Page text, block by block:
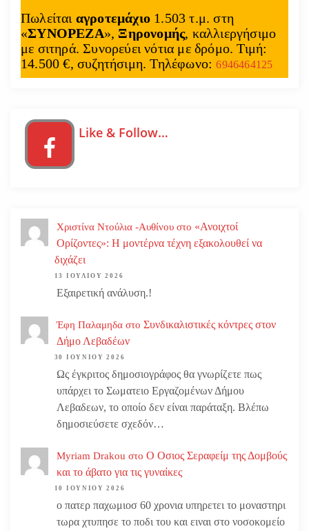
Πωλείται αγροτεμάχιο 1.503 τ.μ. στη
«ΣΥΝΟΡΕΖΑ», Ξηρονομής, καλλιεργήσιμο
με σιτηρά. Συνορεύει νότια με δρόμο. Τιμή:
14.500 €, συζητήσιμη. Τηλέφωνο:6946464125
Like & Follow…
Χριστίνα Ντούλια -Αυθίνου στο «Ανοιχτοί
Ορίζοντες»: Η μοντέρνα τέχνη εξακολουθεί να
διχάζει
13 ΙΟΥΛΊΟΥ 2026
Εξαιρετική ανάλυση.!
Έφη Παλαμηδα στο Συνδικαλιστικές κόντρες στον
Δήμο Λεβαδέων
30 ΙΟΥΝΊΟΥ 2026
Ως έγκριτος δημοσιογράφος θα γνωρίζετε πως
υπάρχει το Σωματειο Εργαζομένων Δήμου
Λεβαδεων, το οποίο δεν είναι παράταξη. Βλέπω
δημοσιεύσετε σχεδόν…
Myriam Drakou στο Ο Οσιος Σεραφείμ της Δομβούς
και το άβατο για τις γυναίκες
10 ΙΟΥΝΊΟΥ 2026
ο πατερ παχωμιοσ 60 χρονια υπηρετει το μοναστηρι
τωρα χτυπησε το ποδι του και ειναι στο νοσοκομείο